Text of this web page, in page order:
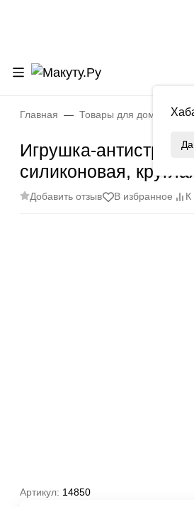
Да
Главная Товары для дома
Игрушка-
силиконовая,
Добавить отзыв В избранное К
Артикул: 14850